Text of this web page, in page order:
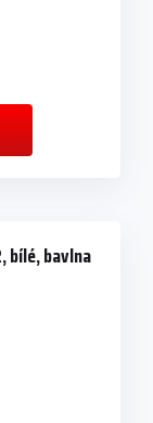
bílé, bavlna